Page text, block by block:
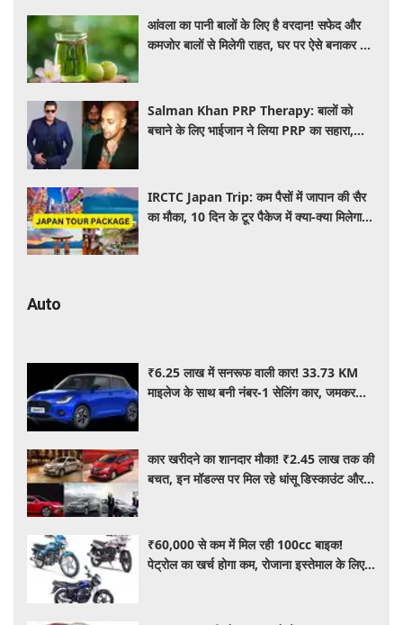
आंवला का पानी बालों के लिए है वरदान! सफेद और
कमजोर बालों से मिलेगी राहत, घर पर ऐसे बनाकर करें
Salman Khan PRP Therapy: बालों को
बचाने के लिए भाईजान ने लिया PRP का सहारा,
IRCTC Japan Trip: कम पैसों में जापान की सैर
का मौका, 10 दिन के टूर पैकेज में क्या-क्या मिलेगा?
Auto
₹6.25 लाख में सनरूफ वाली कार! 33.73 KM
माइलेज के साथ बनी नंबर-1 सेलिंग कार, जमकर
कार खरीदने का शानदार मौका! ₹2.45 लाख तक की
बचत, इन मॉडल्स पर मिल रहे धांसू डिस्काउंट और
₹60,000 से कम में मिल रही 100cc बाइक!
पेट्रोल का खर्च होगा कम, रोजाना इस्तेमाल के लिए है